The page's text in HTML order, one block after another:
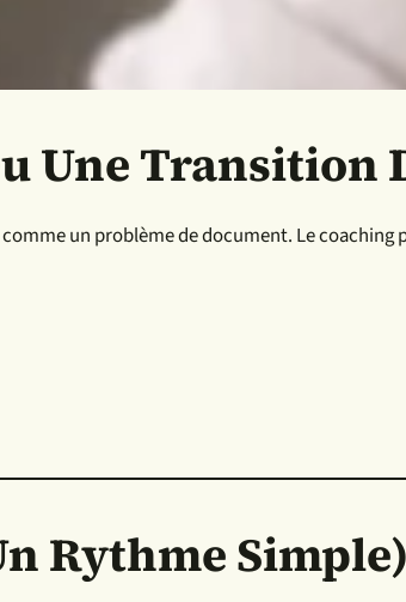
Une Transition
un problème de document. Le coaching
Rythme Simple)